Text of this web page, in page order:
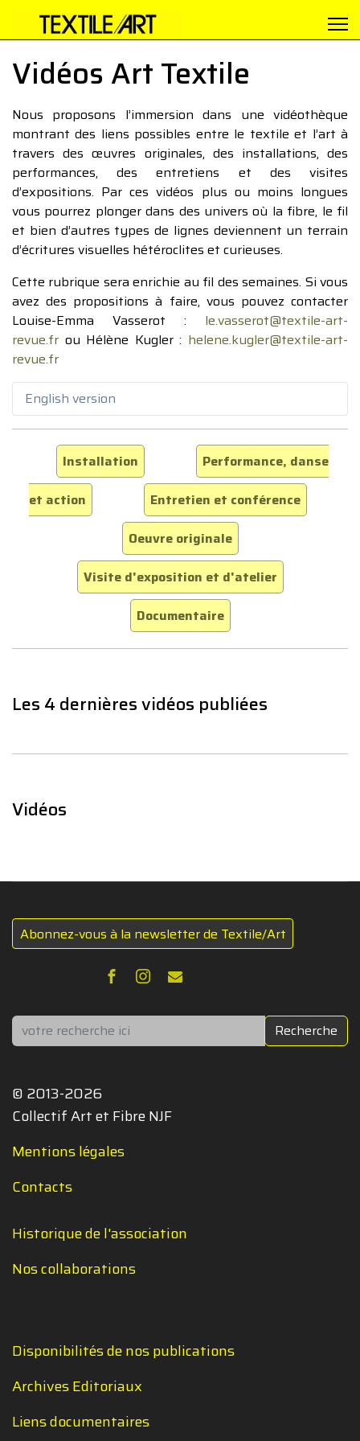
Vidéos Art Textile
Nous proposons l’immersion dans une vidéothèque
montrant des liens possibles entre le textile et l’art à
travers des œuvres originales, des installations, des
performances, des entretiens et des visites
d’expositions. Par ces vidéos plus ou moins longues
vous pourrez plonger dans des univers où la fibre, le fil
et bien d’autres types de lignes deviennent un terrain
d’écritures visuelles hétéroclites et curieuses.
Cette rubrique sera enrichie au fil des semaines. Si vous
avez des propositions à faire, vous pouvez contacter
Louise-Emma Vasserot : le.vasserot@textile-art-
revue.fr ou Hélène Kugler : helene.kugler@textile-art-
revue.fr
English version
Installation
Performance, danse
et action
Entretien et conférence
Oeuvre originale
Visite d'exposition et d'atelier
Documentaire
Les 4 dernières vidéos publiées
Vidéos
Abonnez-vous à la newsletter de Textile/Art
Rechercher Recherche
© 2013-2026
Collectif Art et Fibre NJF
Mentions légales
Contacts
Historique de l'association
Nos collaborations
Disponibilités de nos publications
Archives Editoriaux
Liens documentaires